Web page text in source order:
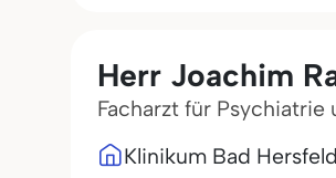
Herr Joachim
Facharzt für
Klinikum Bad